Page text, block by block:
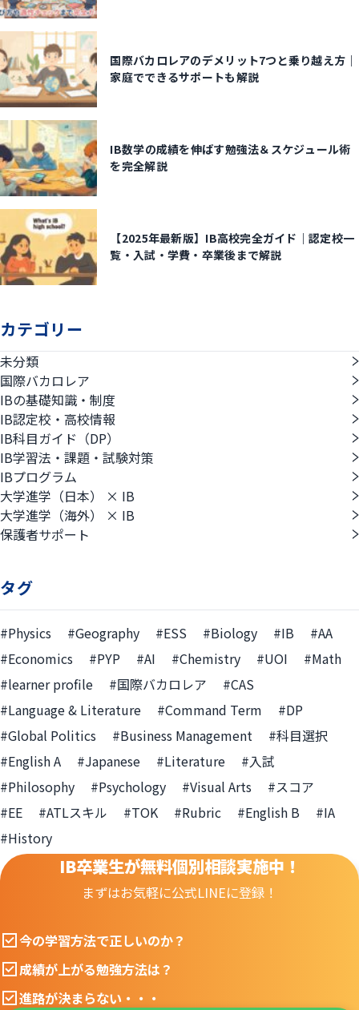
国際バカロレアのデメリット7つと乗り越え方｜
家庭でできるサポートも解説
IB数学の成績を伸ばす勉強法＆スケジュール術
を完全解説
【2025年最新版】IB高校完全ガイド｜認定校一
覧・入試・学費・卒業後まで解説
カテゴリー
未分類
国際バカロレア
IBの基礎知識・制度
IB認定校・高校情報
IB科目ガイド（DP）
IB学習法・課題・試験対策
IBプログラム
大学進学（日本） × IB
大学進学（海外） × IB
保護者サポート
タグ
#Physics #Geography #ESS #Biology #IB
#AA
#Economics
#PYP #AI #Chemistry #UOI
#Math
#learner profile
#国際バカロレア
#CAS
#Language & Literature
#Command Term
#DP
#Global Politics
#Business Management
#科目選択
#English A
#Japanese #Literature
#入試
#Philosophy
#Psychology #Visual Arts
#スコア
#EE
#ATLスキル #TOK #Rubric #English B
#IA
#History
IB卒業生が無料個別相談実施中！
まずはお気軽に公式LINEに登録！
今の学習方法で正しいのか？
成績が上がる勉強方法は？
進路が決まらない・・・